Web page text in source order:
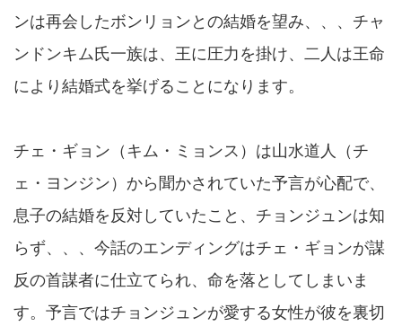
ンは再会したボンリョンとの結婚を望み、、、チャ
ンドンキム氏一族は、王に圧力を掛け、二人は王命
により結婚式を挙げることになります。
チェ・ギョン（キム・ミョンス）は山水道人（チ
ェ・ヨンジン）から聞かされていた予言が心配で、
息子の結婚を反対していたこと、チョンジュンは知
らず、、、今話のエンディングはチェ・ギョンが謀
反の首謀者に仕立てられ、命を落としてしまいま
す。予言ではチョンジュンが愛する女性が彼を裏切